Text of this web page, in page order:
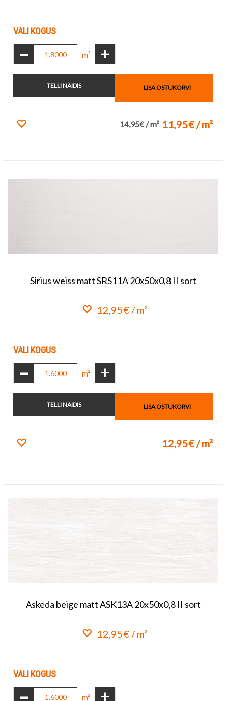
VALI KOGUS
- m² +
TELLI NÄIDIS LISA OSTUKORVI
14,95€ / m² 11,95€ / m²
Sirius weiss matt SRS11A 20x50x0,8 II sort
12,95€ / m²
VALI KOGUS
- m² +
TELLI NÄIDIS LISA OSTUKORVI
12,95€ / m²
Askeda beige matt ASK13A 20x50x0,8 II sort
12,95€ / m²
VALI KOGUS
m² +